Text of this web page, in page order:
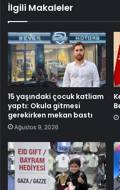
İlgili Makaleler
15 yaşındaki çocuk katliam
yaptı: Okula gitmesi
gerekirken mekan bastı
Ağustos 9, 2026